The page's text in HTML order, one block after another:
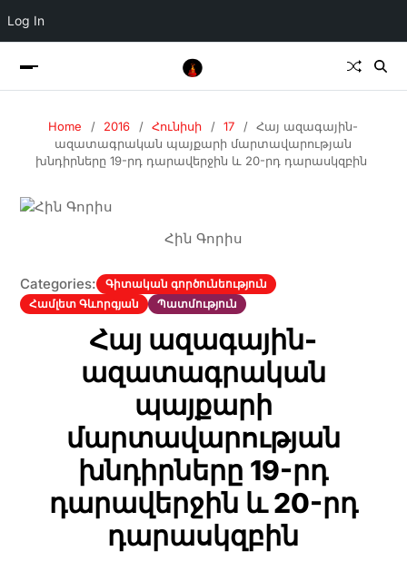
Log In
Home 2016 Հունիսի 17
Հայ ազագային-
ազատագրական պայքարի մարտավարության
խնդիրները 19-րդ դարավերջին և 20-րդ դարասկզբին
Հին Գորիս
Categories:
Գիտական գործունեություն
Համլետ Գևորգյան
Պատմություն
Հայ ազագային-
ազատագրական
պայքարի
մարտավարության
խնդիրները 19-րդ
դարավերջին և 20-րդ
դարասկզբին